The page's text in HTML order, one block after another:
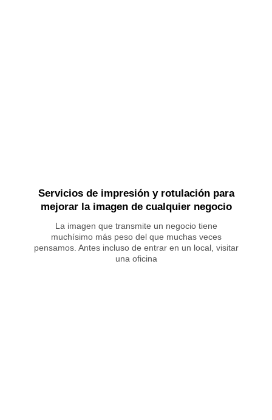
Servicios de impresión y rotulación para
mejorar la imagen de cualquier negocio
La imagen que transmite un negocio tiene
muchísimo más peso del que muchas veces
pensamos. Antes incluso de entrar en un local, visitar
una oficina